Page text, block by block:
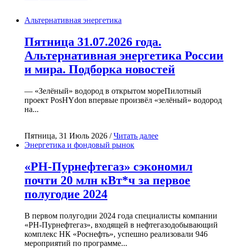
Альтернативная энергетика
Пятница 31.07.2026 года.
Альтернативная энергетика России
и мира. Подборка новостей
— «Зелёный» водород в открытом мореПилотный
проект PosHYdon впервые произвёл «зелёный» водород
на...
Пятница, 31 Июль 2026 /Читать далее
Энергетика и фондовый рынок
«РН-Пурнефтегаз» сэкономил
почти 20 млн кВт*ч за первое
полугодие 2024
В первом полугодии 2024 года специалисты компании
«РН-Пурнефтегаз», входящей в нефтегазодобывающий
комплекс НК «Роснефть», успешно реализовали 946
мероприятий по программе...